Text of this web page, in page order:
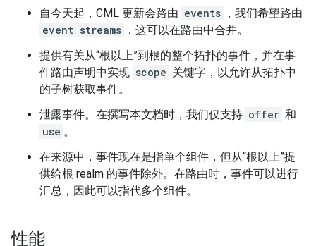
自今天起，CML 更新会路由 events ，我们希望路由
event streams ，这可以在路由中合并。
提供有关从“根以上”到根的整个拓扑的事件，并在事
件路由声明中实现 scope 关键字，以允许从拓扑中
的子树获取事件。
泄露事件。在撰写本文档时，我们仅支持 offer 和
use 。
在来源中，事件现在是指单个组件，但从“根以上”提
供给根 realm 的事件除外。在路由时，事件可以进行
汇总，因此可以指代多个组件。
性能